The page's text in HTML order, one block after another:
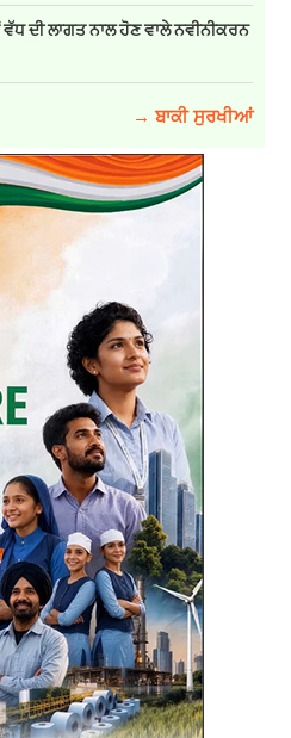
ਦੀ ਲਾਗਤ ਨਾਲ ਹੋਣ ਵਾਲੇ ਨਵੀਨੀਕਰਨ
→ ਬਾਕੀ ਸੁਰਖੀਆਂ